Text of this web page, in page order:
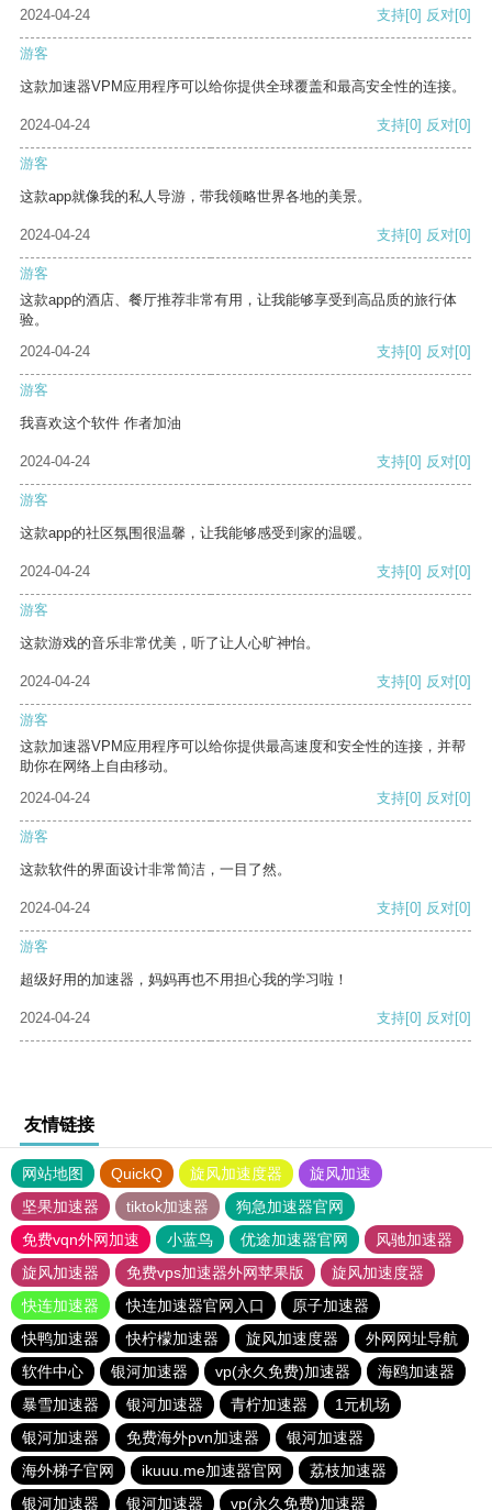
2024-04-24
支持[0] 反对[0]
游客
这款加速器VPM应用程序可以给你提供全球覆盖和最高安全性的连接。
2024-04-24 支持[0] 反对[0]
游客
这款app就像我的私人导游，带我领略世界各地的美景。
2024-04-24 支持[0] 反对[0]
游客
这款app的酒店、餐厅推荐非常有用，让我能够享受到高品质的旅行体
验。
2024-04-24
支持[0] 反对[0]
游客
我喜欢这个软件 作者加油
2024-04-24 支持[0] 反对[0]
游客
这款app的社区氛围很温馨，让我能够感受到家的温暖。
2024-04-24 支持[0] 反对[0]
游客
这款游戏的音乐非常优美，听了让人心旷神怡。
2024-04-24 支持[0] 反对[0]
游客
这款加速器VPM应用程序可以给你提供最高速度和安全性的连接，并帮
助你在网络上自由移动。
2024-04-24
支持[0] 反对[0]
游客
这款软件的界面设计非常简洁，一目了然。
2024-04-24 支持[0] 反对[0]
游客
超级好用的加速器，妈妈再也不用担心我的学习啦！
2024-04-24 支持[0] 反对[0]
友情链接
网站地图 QuickQ 旋风加速度器
旋风加速
坚果加速器
tiktok加速器
狗急加速器官网
免费vqn外网加速
小蓝鸟 优途加速器官网
风驰加速器
旋风加速器
免费vps加速器外网苹果版
旋风加速度器
快连加速器
快连加速器官网入口
原子加速器
快鸭加速器
快柠檬加速器 旋风加速度器
外网网址导航
软件中心
银河加速器 vp(永久免费)加速器
海鸥加速器
暴雪加速器
银河加速器 青柠加速器
1元机场
银河加速器
免费海外pvn加速器
银河加速器
海外梯子官网
ikuuu.me加速器官网
荔枝加速器
银河加速器
银河加速器 vp(永久免费)加速器